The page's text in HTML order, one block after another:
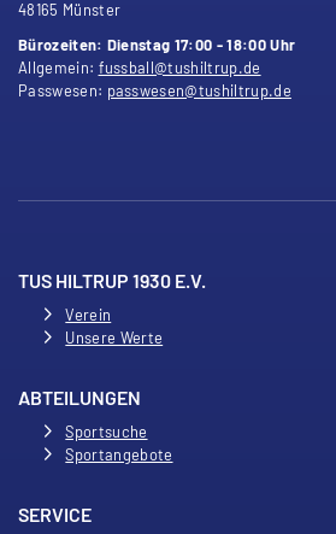
48165 Münster
Bürozeiten: Dienstag 17:00 - 18:00 Uhr
Allgemein: fussball@tushiltrup.de
Passwesen: passwesen@tushiltrup.de
TUS HILTRUP 1930 E.V.
Verein
Unsere Werte
ABTEILUNGEN
Sportsuche
Sportangebote
SERVICE